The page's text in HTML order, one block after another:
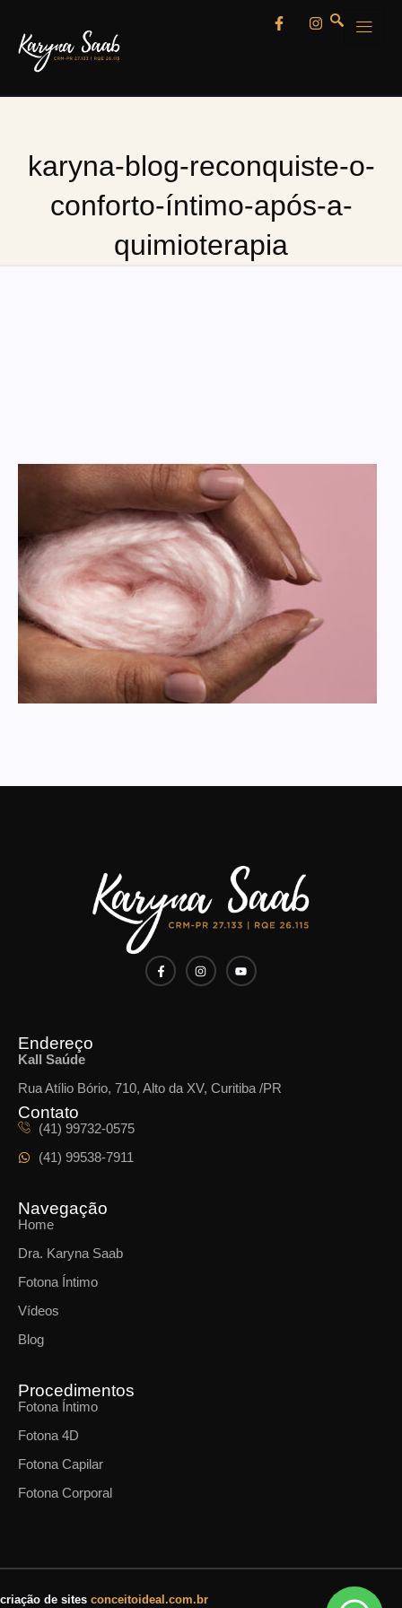
karyna-blog-reconquiste-o-
conforto-íntimo-após-a-
quimioterapia
Endereço
Kall Saúde
Rua Atílio Bório, 710, Alto da XV, Curitiba /PR
Contato
(41) 99732-0575
(41) 99538-7911
Navegação
Home
Dra. Karyna Saab
Fotona Íntimo
Vídeos
Blog
Procedimentos
Fotona Íntimo
Fotona 4D
Fotona Capilar
Fotona Corporal
criação de sites conceitoideal.com.br